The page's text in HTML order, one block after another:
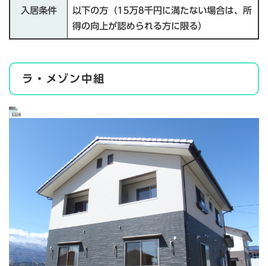
入居条件
以下の方（15万8千円に満たない場合は、所
得の向上が認められる方に限る）
ラ・メゾン中組